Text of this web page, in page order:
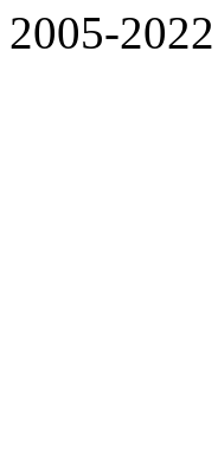
2005-2022